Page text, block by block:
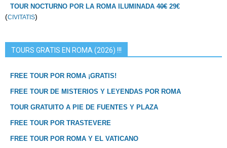
TOUR NOCTURNO POR LA ROMA ILUMINADA 40€ 29€
(CIVITATIS)
TOURS GRATIS EN ROMA (2026) !!!
FREE TOUR POR ROMA ¡GRATIS!
FREE TOUR DE MISTERIOS Y LEYENDAS POR ROMA
TOUR GRATUITO A PIE DE FUENTES Y PLAZA
FREE TOUR POR TRASTEVERE
FREE TOUR POR ROMA Y EL VATICANO